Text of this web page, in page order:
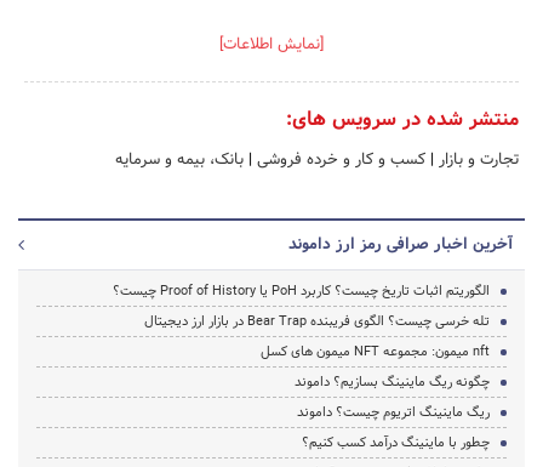
[نمایش اطلاعات]
منتشر شده در سرویس های:
تجارت و بازار | کسب و کار و خرده فروشی | بانک، بیمه و سرمایه
آخرین اخبار صرافی رمز ارز داموند
الگوریتم اثبات تاریخ چیست؟ کاربرد PoH یا Proof of History چیست؟
تله خرسی چیست؟ الگوی فریبنده Bear Trap در بازار ارز دیجیتال
nft میمون: مجموعه NFT میمون های کسل
چگونه ریگ ماینینگ بسازیم؟ داموند
ریگ ماینینگ اتریوم چیست؟ داموند
چطور با ماینینگ درآمد کسب کنیم؟